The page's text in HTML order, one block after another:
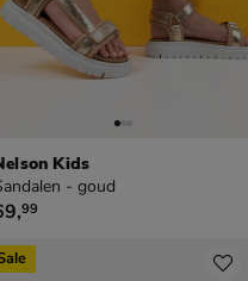
Kids
- goud
69,99
,99